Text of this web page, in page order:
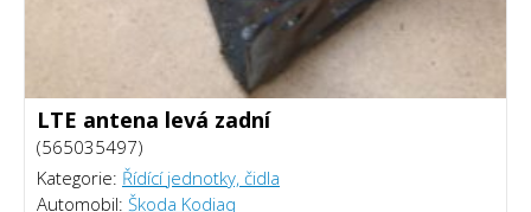
LTE antena levá zadní
(565035497)
Kategorie: Řídící jednotky, čidla
Automobil: Škoda Kodiaq